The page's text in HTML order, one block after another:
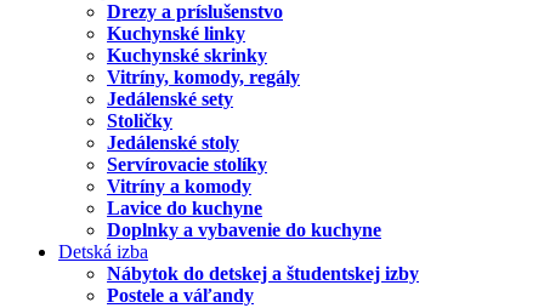
Drezy a príslušenstvo
Kuchynské linky
Kuchynské skrinky
Vitríny, komody, regály
Jedálenské sety
Stoličky
Jedálenské stoly
Servírovacie stolíky
Vitríny a komody
Lavice do kuchyne
Doplnky a vybavenie do kuchyne
Detská izba
Nábytok do detskej a študentskej izby
Postele a váľandy